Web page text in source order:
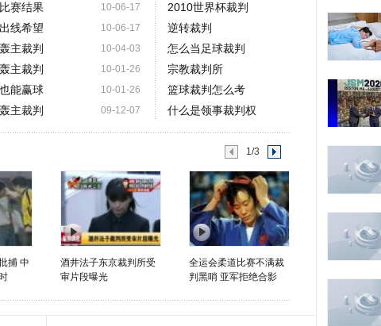
10-06-17
赛结果
10-06-17
线希望
10-04-03
主裁判
10-01-26
主裁判
10-01-26
能赢球
09-12-07
主裁判
2010世界杯裁判
逆转裁判
怎么当足球裁判
宗教裁判所
篮球裁判怎么考
什么是领事裁判权
1/3
捕 中
酒井法子东京裁判所受
审片段曝光
全运会柔道比赛不满裁
判黑哨 亚军拒绝合影